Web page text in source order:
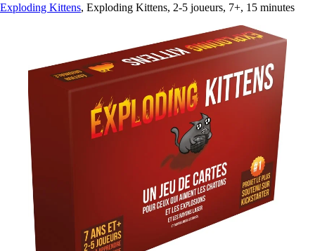
Exploding Kittens, Exploding Kittens, 2-5 joueurs, 7+, 15 minutes